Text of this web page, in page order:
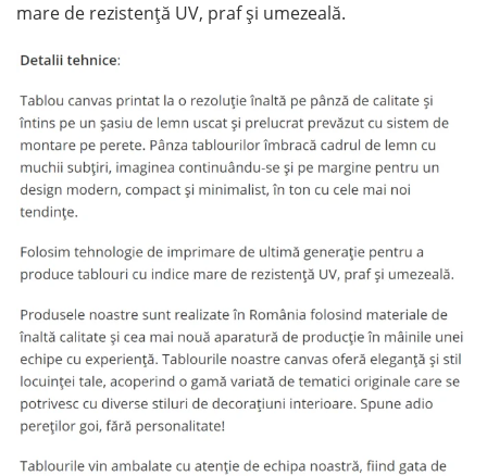
mare de rezistență UV, praf și umezeală.